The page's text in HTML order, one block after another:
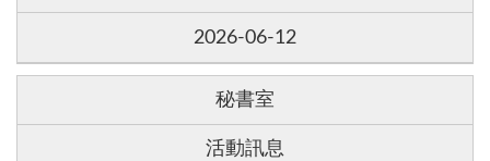
2026-06-12
秘書室
活動訊息